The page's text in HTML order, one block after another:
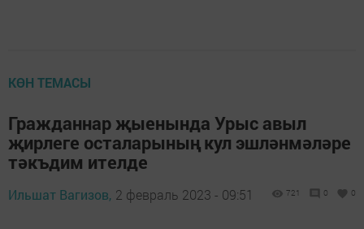
КӨН ТЕМАСЫ
Гражданнар җыенында Урыс авыл
җирлеге осталарының кул эшләнмәләре
тәкъдим ителде
Ильшат Вагизов, 2 февраль 2023 - 09:51 721 0 0